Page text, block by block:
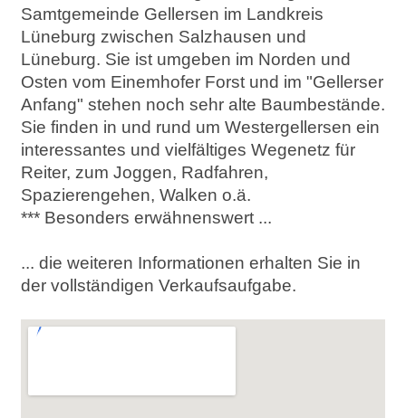
Samtgemeinde Gellersen im Landkreis
Lüneburg zwischen Salzhausen und
Lüneburg. Sie ist umgeben im Norden und
Osten vom Einemhofer Forst und im "Gellerser
Anfang" stehen noch sehr alte Baumbestände.
Sie finden in und rund um Westergellersen ein
interessantes und vielfältiges Wegenetz für
Reiter, zum Joggen, Radfahren,
Spazierengehen, Walken o.ä.
*** Besonders erwähnenswert ...
... die weiteren Informationen erhalten Sie in
der vollständigen Verkaufsaufgabe.